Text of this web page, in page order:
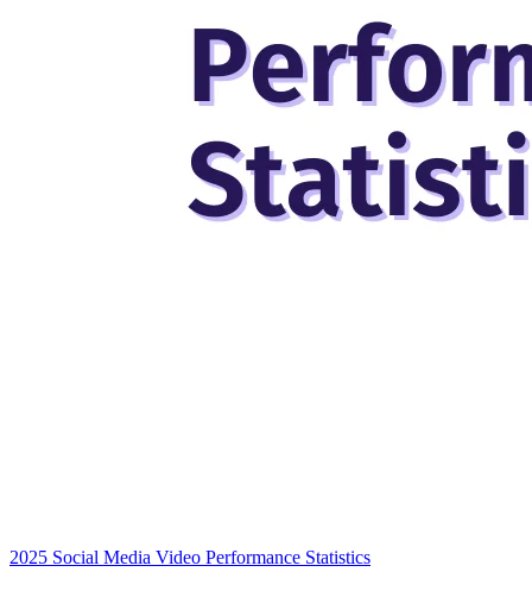
2025 Social Media Video Performance Statistics